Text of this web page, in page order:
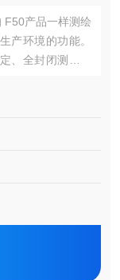
F50产品一样测绘
产环境的功能。
、全封闭测量平